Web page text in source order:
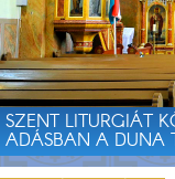
SZENT LITURGIÁT
ADÁSBAN A DUNA